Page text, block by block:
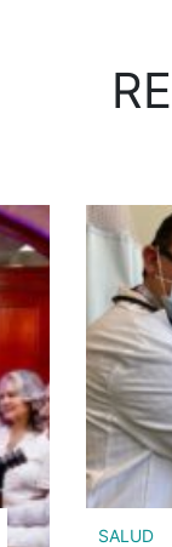
SALUD